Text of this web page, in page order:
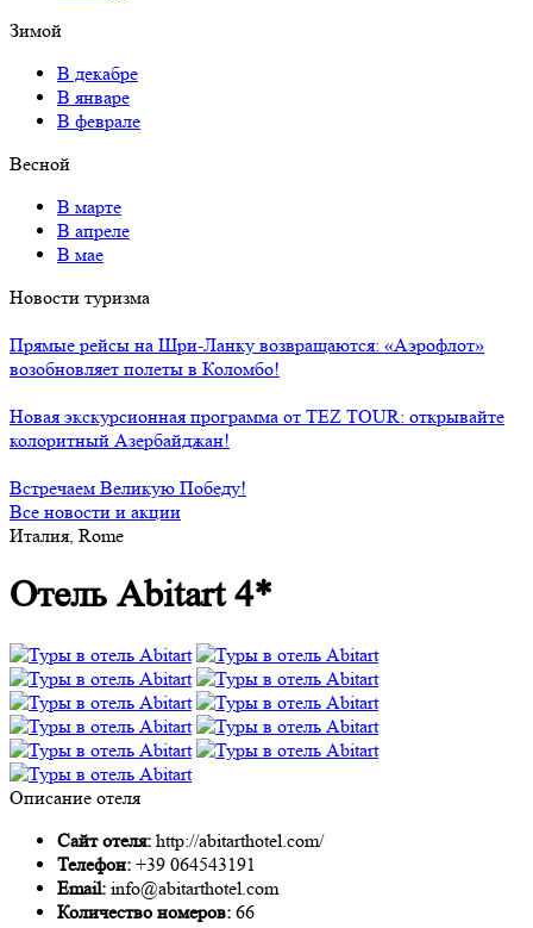
Зимой
В декабре
В январе
В феврале
Весной
В марте
В апреле
В мае
Новости туризма
Прямые рейсы на Шри-Ланку возвращаются: «Аэрофлот»
возобновляет полеты в Коломбо!
Новая экскурсионная программа от TEZ TOUR: открывайте
колоритный Азербайджан!
Встречаем Великую Победу!
Все новости и акции
Италия, Rome
Отель Abitart 4*
Описание отеля
Сайт отеля: http://abitarthotel.com/
Телефон: +39 064543191
Email: info@abitarthotel.com
Количество номеров: 66